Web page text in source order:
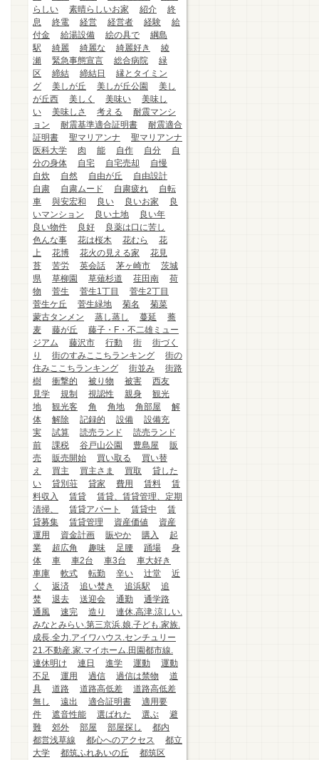
らしい
素晴らしいお家 紹介
終
息
終電 経営 経営者 経験
給
付金
給湯設備 絵の具で
綱島
駅
綺麗 綺麗な 綺麗好き
綾
瀬
緊急事態宣言 総合病院
緑
区
締結 締結日
縁とタイミン
グ
美しが丘 美しが丘公園
美し
が丘西
美しく 美味い
美味し
い
美味しさ 考える
耐震マンシ
ョン
耐震基準適合証明書
耐震適合
証明書
聖マリアンナ
聖マリアンナ
医科大学
肉 能 自作 自分
自
分の身体
自宅 自宅売却
自慢
自炊
自然 自由が丘
自由設計
自粛
自粛ムード 自粛疲れ
自転
車
與安宏和 良い 良いお家
良
いマンション
良い土地
良い年
良い物件
良好
良薬は口に苦し
色んな事
花は桜木 花むら
花
上
花博 花火の見える家
花見
苔
苦労 英会話 茅ヶ崎市
茨城
県
草柳園 草薙杉道 荏田南
荷
物
菅生 菅生1丁目
菅生2丁目
菅生ケ丘
菅生緑地 菊名
菊菜
蒙古タンメン
蒸し蒸し 蔓延
蕎
麦
藤が丘
藤子・F・不二雄ミュー
ジアム
藤沢市 行動 街
街づく
り
街のすみここちランキング
街の
住みここちランキング
街並み
街路
樹
衝撃的 被り物 被害
西友
見学
規制 視認性 親身
観光
地
観光客 角 角地 角部屋
解
体
解除 記録的 設備
設備充
実
試算 読売ランド
読売ランド
前
課税 谷戸山公園 豊島屋
販
売
販売開始 買い取る
買い替
え
買主 買主さま 買取
貸した
い
貸別荘 貸家 費用 賃料
賃
料収入
賃貸
賃貸、賃貸管理、定期
清掃、
賃貸アパート 賃貸中
賃
貸募集
賃貸管理 資産価値
資産
運用
資金計画 賑やか 購入
起
業
超広角 趣味 足腰 踊場
身
体
車 車2台 車3台
車大好き
車庫
軟式 転勤 辛い 辻堂
近
く
返済 追い焚き 追浜駅
追
焚
退去 送迎会 通勤
通学路
通風
速完 造り
連休.高津.涼しい.
みなとみらい.第三京浜.娘.子ども.家族.
成長.全力.アイワハウス.センチュリー
21.不動産.家.マイホーム.田園都市線.
連休明け
連日 進学 運動
運動
不足
運用 過信 過信は禁物
道
具
道路 道路高低差
道路高低差
無し
遠出 適合証明書
適用要
件
遮音性能 選ばれた 選ぶ
避
難
郊外 部屋 部屋探し
都内
都営浅草線
都心へのアクセス
都立
大学
都筑ふれあいの丘
都筑区